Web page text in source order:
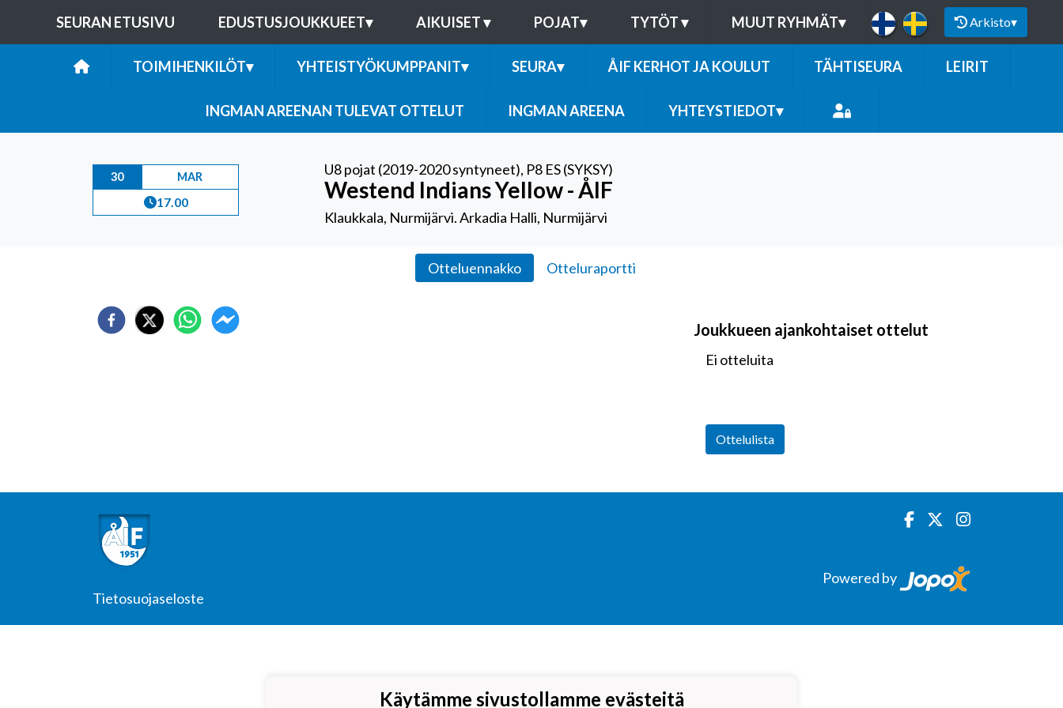
SEURAN ETUSIVU EDUSTUSJOUKKUEET▾ AIKUISET▾ POJAT▾ TYTÖT▾ MUUT RYHMÄT▾ Arkisto▾
TOIMIHENKILÖT▾ YHTEISTYÖKUMPPANIT▾ SEURA▾ ÅIF KERHOT JA KOULUT TÄHTISEURA LEIRIT
INGMAN AREENAN TULEVAT OTTELUT INGMAN AREENA YHTEYSTIEDOT▾
30 MAR
17.00
U8 pojat (2019-2020 syntyneet), P8 ES (SYKSY)
Westend Indians Yellow - ÅIF
Klaukkala, Nurmijärvi. Arkadia Halli, Nurmijärvi
Otteluennakko Otteluraportti
Joukkueen ajankohtaiset ottelut
Ei otteluita
Ottelulista
Tietosuojaseloste
Powered by
Käytämme sivustollamme evästeitä